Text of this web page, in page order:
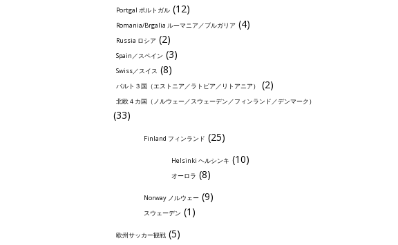
Portgal ポルトガル (12)
Romania/Brgalia ルーマニア／ブルガリア (4)
Russia ロシア (2)
Spain／スペイン (3)
Swiss／スイス (8)
バルト３国（エストニア／ラトビア／リトアニア） (2)
北欧４カ国（ノルウェー／スウェーデン／フィンランド／デンマーク）
(33)
Finland フィンランド (25)
Helsinki ヘルシンキ (10)
オーロラ (8)
Norway ノルウェー (9)
スウェーデン (1)
欧州サッカー観戦 (5)